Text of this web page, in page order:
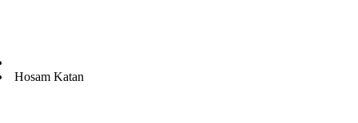
Hosam Katan